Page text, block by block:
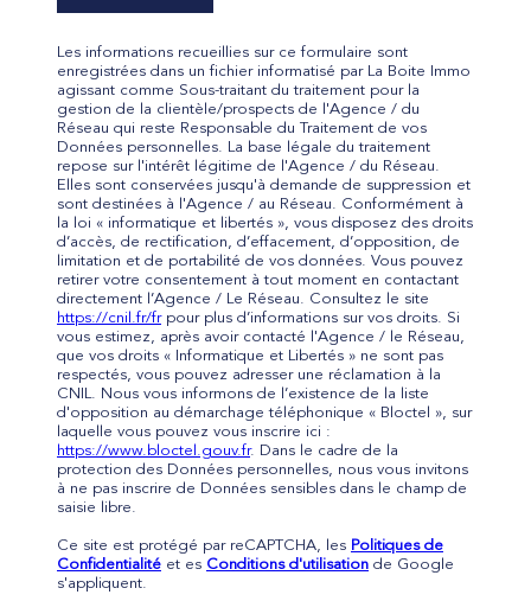
Les informations recueillies sur ce formulaire sont
enregistrées dans un fichier informatisé par La Boite Immo
agissant comme Sous-traitant du traitement pour la
gestion de la clientèle/prospects de l'Agence / du
Réseau qui reste Responsable du Traitement de vos
Données personnelles. La base légale du traitement
repose sur l'intérêt légitime de l'Agence / du Réseau.
Elles sont conservées jusqu'à demande de suppression et
sont destinées à l'Agence / au Réseau. Conformément à
la loi « informatique et libertés », vous disposez des droits
d’accès, de rectification, d’effacement, d’opposition, de
limitation et de portabilité de vos données. Vous pouvez
retirer votre consentement à tout moment en contactant
directement l’Agence / Le Réseau. Consultez le site
https://cnil.fr/frpour plus d’informations sur vos droits. Si
vous estimez, après avoir contacté l'Agence / le Réseau,
que vos droits « Informatique et Libertés » ne sont pas
respectés, vous pouvez adresser une réclamation à la
CNIL. Nous vous informons de l’existence de la liste
d'opposition au démarchage téléphonique « Bloctel », sur
laquelle vous pouvez vous inscrire ici :
https://www.bloctel.gouv.fr. Dans le cadre de la
protection des Données personnelles, nous vous invitons
à ne pas inscrire de Données sensibles dans le champ de
saisie libre.
Ce site est protégé par reCAPTCHA, les Politiques de
Confidentialité et es Conditions d'utilisation de Google
s'appliquent.